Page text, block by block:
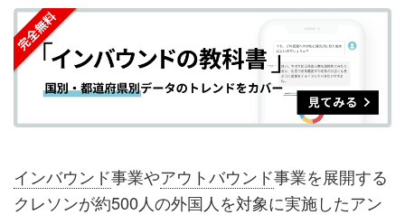
シ
ェ
ア
す
る
シ
ェ
ア
す
る
ク
マ
ー
ク
に
加
購
読
す
る
録
す
インバウンド事業やアウトバウンド事業を展開する
クレソンが約500人の外国人を対象に実施したアン